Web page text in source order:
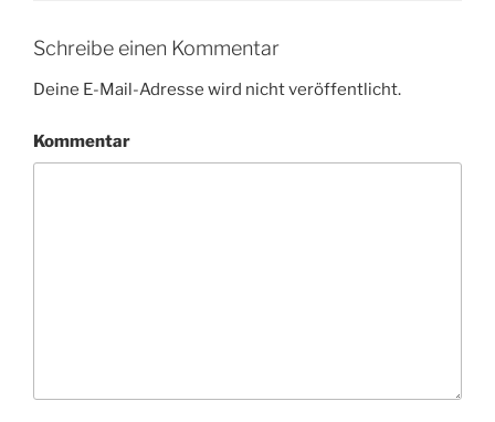
Schreibe einen Kommentar
Deine E-Mail-Adresse wird nicht veröffentlicht.
Kommentar